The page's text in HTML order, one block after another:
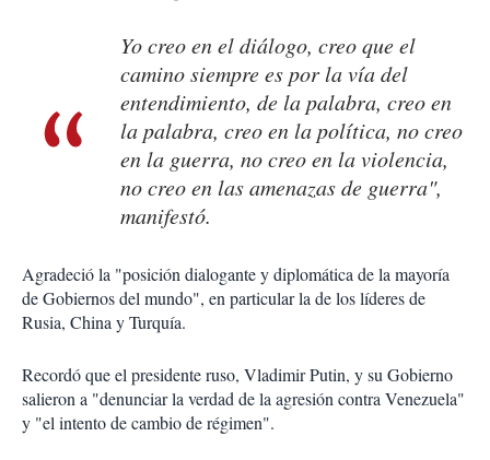
Yo creo en el diálogo, creo que el
camino siempre es por la vía del
entendimiento, de la palabra, creo en
la palabra, creo en la política, no creo
en la guerra, no creo en la violencia,
no creo en las amenazas de guerra",
manifestó.
Agradeció la "posición dialogante y diplomática de la mayoría
de Gobiernos del mundo", en particular la de los líderes de
Rusia, China y Turquía.
Recordó que el presidente ruso, Vladimir Putin, y su Gobierno
salieron a "denunciar la verdad de la agresión contra Venezuela"
y "el intento de cambio de régimen".